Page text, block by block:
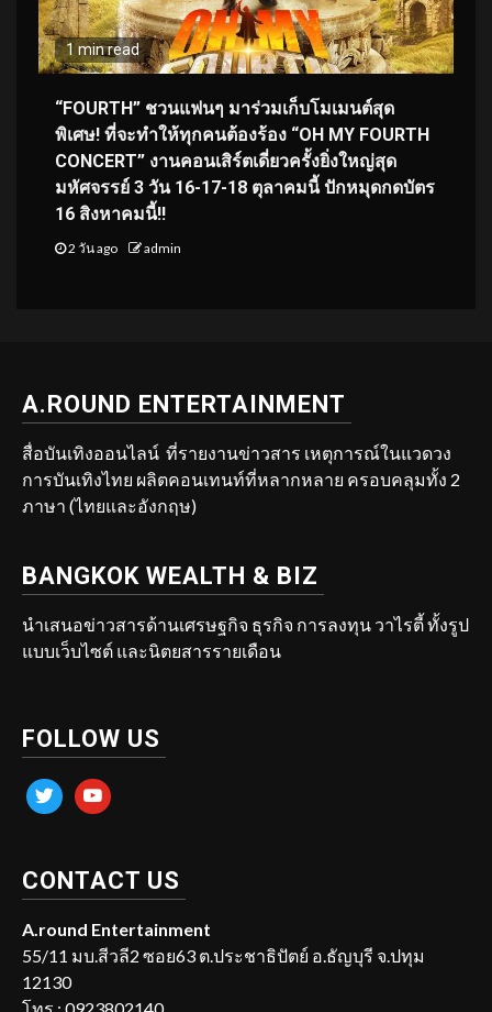
1 min read
“FOURTH” ชวนแฟนๆ มาร่วมเก็บโมเมนต์สุด
พิเศษ! ที่จะทำให้ทุกคนต้องร้อง “OH MY FOURTH
CONCERT” งานคอนเสิร์ตเดี่ยวครั้งยิ่งใหญ่สุด
มหัศจรรย์ 3 วัน 16-17-18 ตุลาคมนี้ ปักหมุดกดบัตร
16 สิงหาคมนี้!!
2 วัน ago admin
A.ROUND ENTERTAINMENT
สื่อบันเทิงออนไลน์ ที่รายงานข่าวสาร เหตุการณ์ในแวดวง
การบันเทิงไทย ผลิตคอนเทนท์ที่หลากหลาย ครอบคลุมทั้ง 2
ภาษา (ไทยและอังกฤษ)
BANGKOK WEALTH & BIZ
นำเสนอข่าวสารด้านเศรษฐกิจ ธุรกิจ การลงทุน วาไรตี้ ทั้งรูป
แบบเว็บไซต์ และนิตยสารรายเดือน
FOLLOW US
twitter youtube
CONTACT US
A.round Entertainment
55/11 มบ.สีวลี2 ซอย63 ต.ประชาธิปัตย์ อ.ธัญบุรี จ.ปทุม
12130